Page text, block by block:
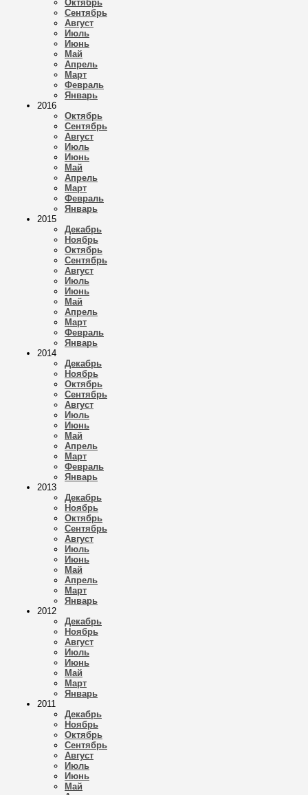
Октябрь
Сентябрь
Август
Июль
Июнь
Май
Апрель
Март
Февраль
Январь
2016
Октябрь
Сентябрь
Август
Июль
Июнь
Май
Апрель
Март
Февраль
Январь
2015
Декабрь
Ноябрь
Октябрь
Сентябрь
Август
Июль
Июнь
Май
Апрель
Март
Февраль
Январь
2014
Декабрь
Ноябрь
Октябрь
Сентябрь
Август
Июль
Июнь
Май
Апрель
Март
Февраль
Январь
2013
Декабрь
Ноябрь
Октябрь
Сентябрь
Август
Июль
Июнь
Май
Апрель
Март
Январь
2012
Декабрь
Ноябрь
Август
Июль
Июнь
Май
Март
Январь
2011
Декабрь
Ноябрь
Октябрь
Сентябрь
Август
Июль
Июнь
Май